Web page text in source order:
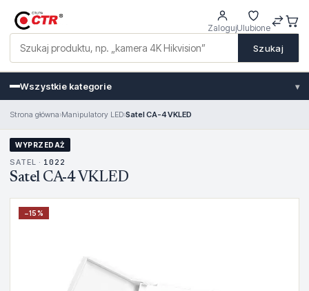
Szukaj
ZalogujUlubione
Wszystkie kategorie ▾
Strona główna›Manipulatory LED›Satel CA-4 VKLED
WYPRZEDAŻ
SATEL · 1022
Satel CA-4 VKLED
−15%